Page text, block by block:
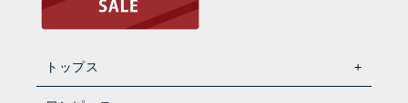
トップス